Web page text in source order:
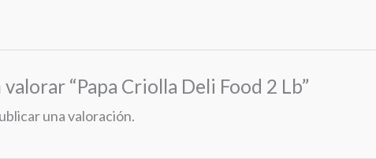
“Papa Criolla Deli Food 2 Lb”
una valoración.